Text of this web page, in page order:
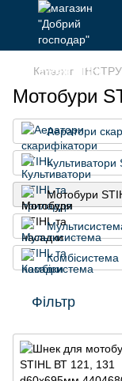
Каталог
Мотобури
Аератори
Мотобури
Фільтр